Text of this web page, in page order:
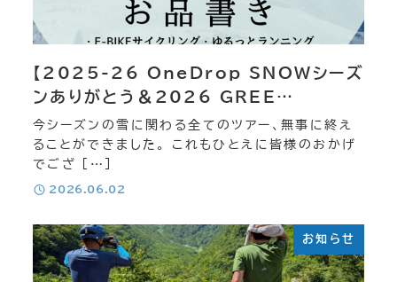
【2025-26 OneDrop SNOWシーズ
ンありがとう＆2026 GREE…
今シーズンの雪に関わる全てのツアー、無事に終え
ることができました。 これもひとえに皆様のおかげ
でござ […]
投稿日
2026.06.02
お知らせ